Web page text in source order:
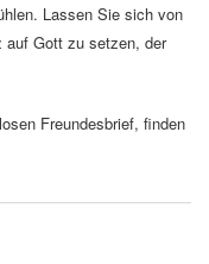
Lassen Sie sich von
auf Gott zu setzen, der
Freundesbrief, finden